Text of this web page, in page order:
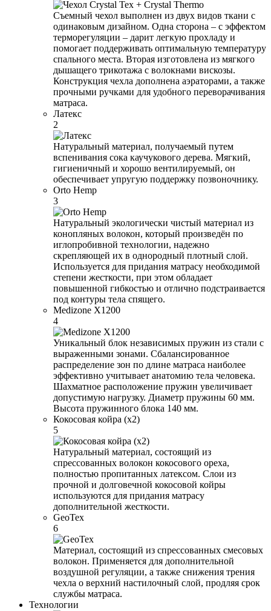
Съемный чехол выполнен из двух видов ткани с
одинаковым дизайном. Одна сторона – с эффектом
терморегуляции – дарит легкую прохладу и
помогает поддерживать оптимальную температуру
спального места. Вторая изготовлена из мягкого
дышащего трикотажа с волокнами вискозы.
Конструкция чехла дополнена аэраторами, а также
прочными ручками для удобного переворачивания
матраса.
Латекс
2
Натуральный материал, получаемый путем
вспенивания сока каучукового дерева. Мягкий,
гигиеничный и хорошо вентилируемый, он
обеспечивает упругую поддержку позвоночнику.
Orto Hemp
3
Натуральный экологически чистый материал из
конопляных волокон, который произведён по
иглопробивной технологии, надежно
скрепляющей их в однородный плотный слой.
Используется для придания матрасу необходимой
степени жесткости, при этом обладает
повышенной гибкостью и отлично подстраивается
под контуры тела спящего.
Medizone X1200
4
Уникальный блок независимых пружин из стали с
выраженными зонами. Сбалансированное
распределение зон по длине матраса наиболее
эффективно учитывает анатомию тела человека.
Шахматное расположение пружин увеличивает
допустимую нагрузку. Диаметр пружины 60 мм.
Высота пружинного блока 140 мм.
Кокосовая койра (x2)
5
Натуральный материал, состоящий из
спрессованных волокон кокосового ореха,
полностью пропитанных латексом. Слои из
прочной и долговечной кокосовой койры
используются для придания матрасу
дополнительной жесткости.
GeoTex
6
Материал, состоящий из спрессованных смесовых
волокон. Применяется для дополнительной
воздушной регуляции, а также снижения трения
чехла о верхний настилочный слой, продляя срок
службы матраса.
Технологии